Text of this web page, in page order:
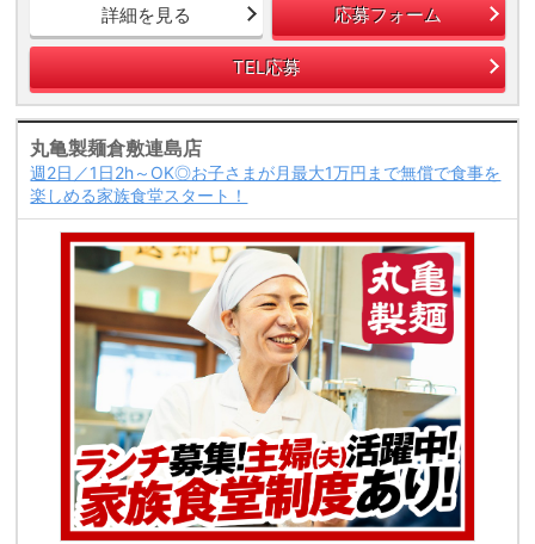
詳細を見る 応募フォーム
TEL応募
丸亀製麺倉敷連島店
週2日／1日2h～OK◎お子さまが月最大1万円まで無償で食事を
楽しめる家族食堂スタート！